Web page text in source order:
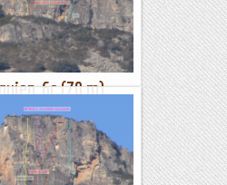
6c (70 m),
Porta al Coll oberta per
(que es tanca a cops)
escalar amb...